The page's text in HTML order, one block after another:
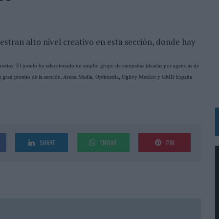
MARCAS
IA
LA INFANCIA EN SU ESTRATEGIA
EN VERANO Y SUPERA AL MÓVIL COMO DISPOSITIVO MÁS UTILIZADO
INSPIRADA EN CORNETTO, CALIPPO Y SOLERO
EN SU ÚLTIMA CAMPAÑA INTERNACIONAL
alto nivel creativo en esta sección, donde hay
El jurado ha seleccionado un amplio grupo de campañas ideadas por agencias de
premio de la sección. Arena Media, Optimedia, Ogilvy México y OMD España
SHARE ENVIAR PIN